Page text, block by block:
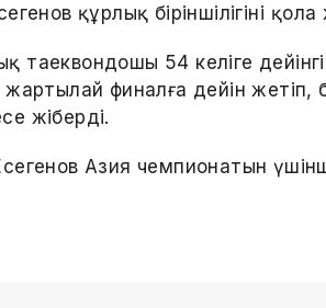
құрлық біріншілігінің
таеквондошы 54 келіге
жартылай финалға дейін
жіберді.
Азия чемпионатын